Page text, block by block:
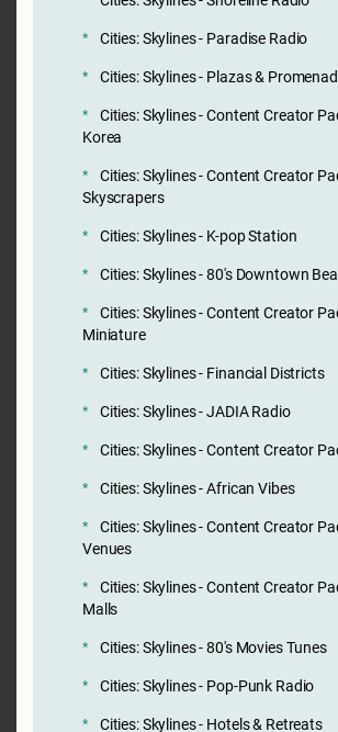
Cities: Skylines - Paradise Radio
Cities: Skylines - Plazas &
Cities: Skylines - Content Creator
Korea
Cities: Skylines - Content Creator
Skyscrapers
Cities: Skylines - K-pop Station
Cities: Skylines - 80's Downtown
Cities: Skylines - Content Creator
Miniature
Cities: Skylines - Financial Districts
Cities: Skylines - JADIA Radio
Cities: Skylines - Content Creator
Cities: Skylines - African Vibes
Cities: Skylines - Content Creator
Venues
Cities: Skylines - Content Creator
Malls
Cities: Skylines - 80's Movies Tunes
Cities: Skylines - Pop-Punk Radio
Cities: Skylines - Hotels & Retreats